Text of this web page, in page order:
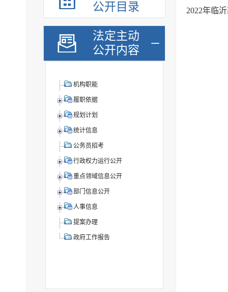
公开目录
法定主动
公开内容
机构职能
履职依据
规划计划
统计信息
公务员招考
行政权力运行公开
重点领域信息公开
部门信息公开
人事信息
提案办理
政府工作报告
2022年临